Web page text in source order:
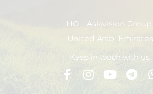
HO – Asiavision Group
United Arab Emirates
Keep in touch with us.